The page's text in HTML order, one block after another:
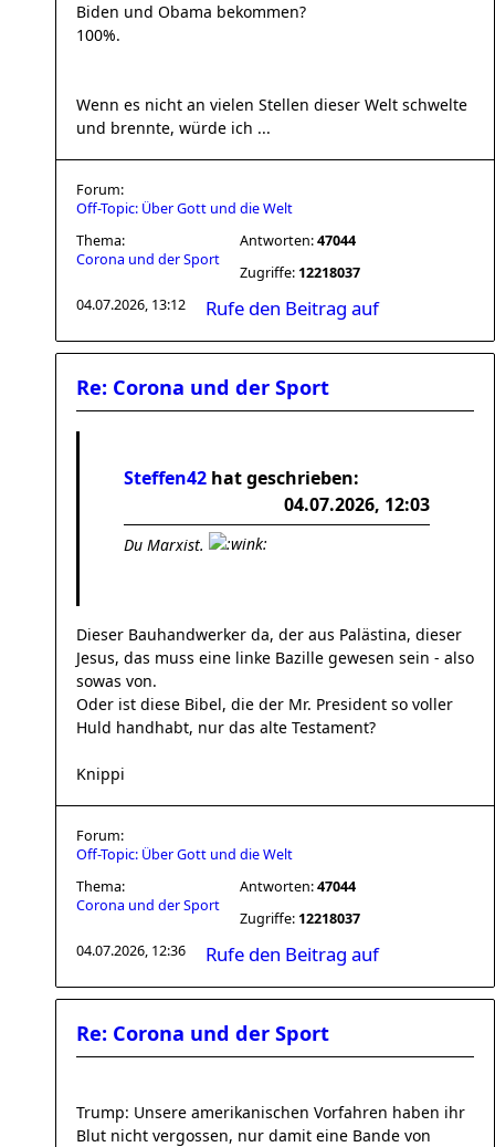
Biden und Obama bekommen?
100%.
Wenn es nicht an vielen Stellen dieser Welt schwelte
und brennte, würde ich ...
Forum:
Off-Topic: Über Gott und die Welt
Thema:
Corona und der Sport
Antworten:47044
Zugriffe: 12218037
04.07.2026, 13:12
Rufe den Beitrag auf
Re: Corona und der Sport
Steffen42 hat geschrieben:
04.07.2026, 12:03
Du Marxist.
Dieser Bauhandwerker da, der aus Palästina, dieser
Jesus, das muss eine linke Bazille gewesen sein - also
sowas von.
Oder ist diese Bibel, die der Mr. President so voller
Huld handhabt, nur das alte Testament?
Knippi
Forum:
Off-Topic: Über Gott und die Welt
Thema:
Corona und der Sport
Antworten:47044
Zugriffe: 12218037
04.07.2026, 12:36
Rufe den Beitrag auf
Re: Corona und der Sport
Trump: Unsere amerikanischen Vorfahren haben ihr
Blut nicht vergossen, nur damit eine Bande von